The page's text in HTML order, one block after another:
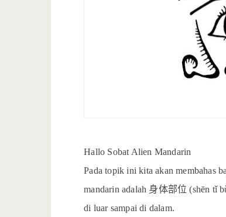
Hallo Sobat Alien Mandarin
Pada topik ini kita akan membahas
mandarin adalah 身体部位 (shēn tǐ
di luar sampai di dalam.